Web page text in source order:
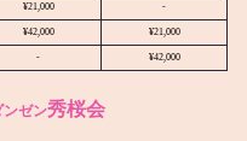
¥21,000 -
¥42,000 ¥21,000
- ¥42,000
ゼン秀桜会